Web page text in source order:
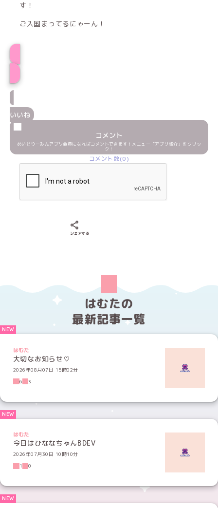
す！
ご入国まってるにゃーん！
いいね
コメント
めいどりーみんアプリ会員になればコメントできます！メニュー「アプリ紹介」をクリッ
ク！
コメント数(0)
シェアする
はむたの
最新記事一覧
はむた
大切なお知らせ♡
2026年08月07日 15時02分
6
3
はむた
今日はひななちゃんBDEV
2026年07月30日 10時10分
1
0